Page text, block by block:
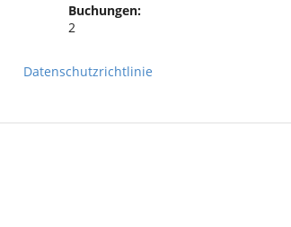
Buchungen:
2
Datenschutzrichtlinie